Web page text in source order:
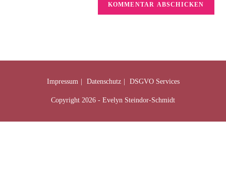
Impressum Datenschutz DSGVO Services
Copyright 2026 - Evelyn Steindor-Schmidt